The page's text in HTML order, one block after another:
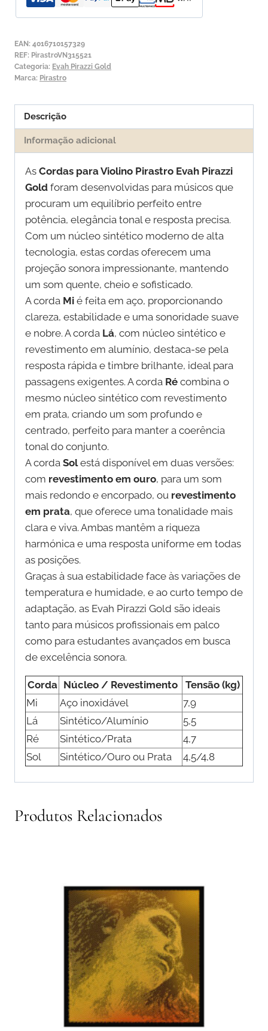
Pirastro
Pirazzi
Gold
1ª
Laço
EAN: 4016710157329
REF: PirastroVN315521
Categoria: Evah Pirazzi Gold
Marca: Pirastro
Descrição
Informação adicional
As Cordas para Violino Pirastro Evah Pirazzi
Gold foram desenvolvidas para músicos que
procuram um equilíbrio perfeito entre
potência, elegância tonal e resposta precisa.
Com um núcleo sintético moderno de alta
tecnologia, estas cordas oferecem uma
projeção sonora impressionante, mantendo
um som quente, cheio e sofisticado.
A corda Mi é feita em aço, proporcionando
clareza, estabilidade e uma sonoridade suave
e nobre. A corda Lá, com núcleo sintético e
revestimento em alumínio, destaca-se pela
resposta rápida e timbre brilhante, ideal para
passagens exigentes. A corda Ré combina o
mesmo núcleo sintético com revestimento
em prata, criando um som profundo e
centrado, perfeito para manter a coerência
tonal do conjunto.
A corda Solestá disponível em duas versões:
com revestimento em ouro, para um som
mais redondo e encorpado, ou revestimento
em prata, que oferece uma tonalidade mais
clara e viva. Ambas mantêm a riqueza
harmónica e uma resposta uniforme em todas
as posições.
Graças à sua estabilidade face às variações de
temperatura e humidade, e ao curto tempo de
adaptação, as Evah Pirazzi Gold são ideais
tanto para músicos profissionais em palco
como para estudantes avançados em busca
de excelência sonora.
Corda Núcleo / Revestimento
Tensão (kg)
Mi
Aço inoxidável
7,9
Lá
Sintético/Alumínio
5,5
Ré
Sintético/Prata
4,7
Sol
Sintético/Ouro ou Prata 4,5/4,8
Produtos Relacionados